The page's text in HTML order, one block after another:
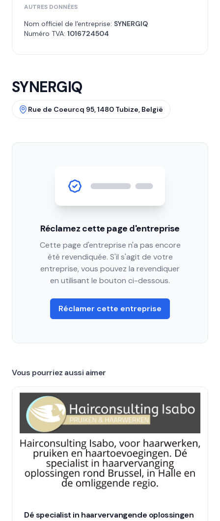
AUTRES DONNÉES
Nom officiel de l'entreprise: SYNERGIQ
Numéro TVA: 1016724504
SYNERGIQ
Rue de Coeurcq 95, 1480 Tubize, België
Réclamez cette page d'entreprise
Cette page d'entreprise n'a pas encore
été revendiquée. S'il s'agit de votre
entreprise, vous pouvez la revendiquer
en utilisant le bouton ci-dessous.
Réclamer cette entreprise
Vous pourriez aussi aimer
Dé specialist in haarvervangende oplossingen